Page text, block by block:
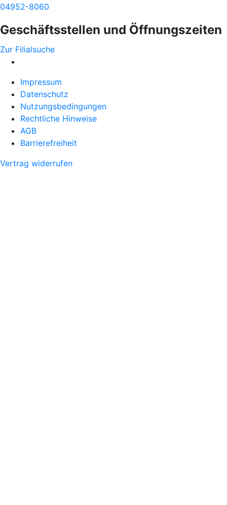
04952-8060
Geschäftsstellen und Öffnungszeiten
Zur Filialsuche
Impressum
Datenschutz
Nutzungsbedingungen
Rechtliche Hinweise
AGB
Barrierefreiheit
Vertrag widerrufen